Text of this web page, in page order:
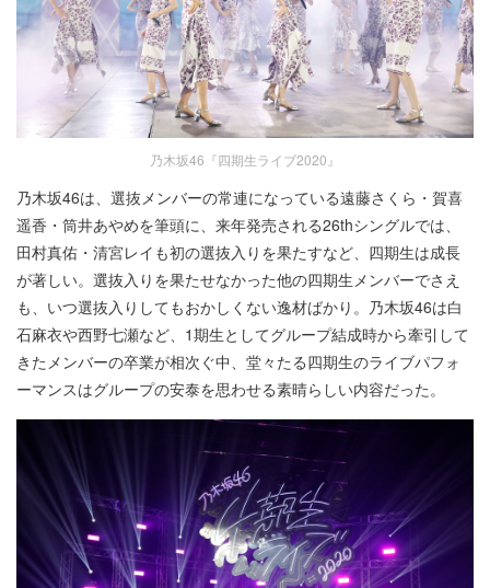
乃木坂46『四期生ライブ2020』
乃木坂46は、選抜メンバーの常連になっている遠藤さくら・賀喜
遥香・筒井あやめを筆頭に、来年発売される26thシングルでは、
田村真佑・清宮レイも初の選抜入りを果たすなど、四期生は成長
が著しい。選抜入りを果たせなかった他の四期生メンバーでさえ
も、いつ選抜入りしてもおかしくない逸材ばかり。乃木坂46は白
石麻衣や西野七瀬など、1期生としてグループ結成時から牽引して
きたメンバーの卒業が相次ぐ中、堂々たる四期生のライブパフォ
ーマンスはグループの安泰を思わせる素晴らしい内容だった。